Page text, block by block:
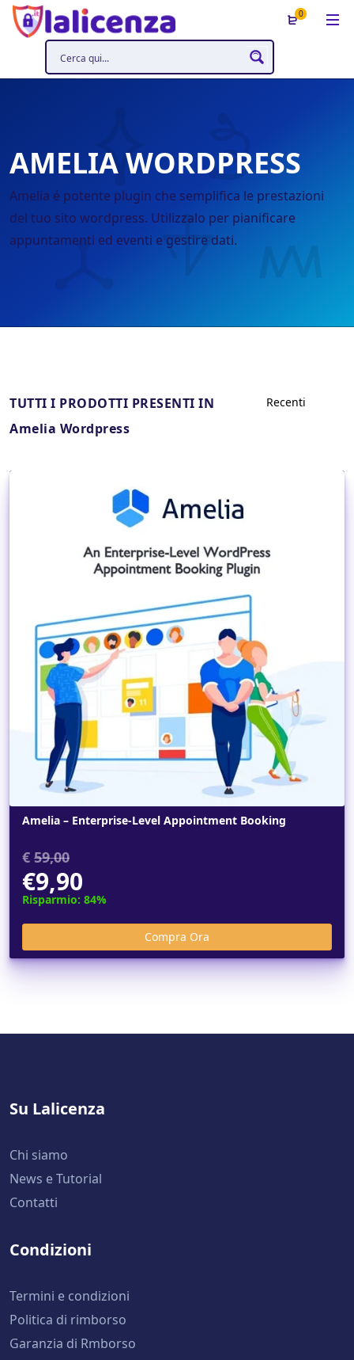
0
AMELIA WORDPRESS
Amelia é potente plugin che semplifica le prestazioni
del tuo sito wordpress. Utilizzalo per pianificare
appuntamenti ed eventi e gestire dati.
TUTTI I PRODOTTI PRESENTI IN
Amelia Wordpress
Dettagli
Amelia – Enterprise-Level Appointment Booking
€ 59,00
€9,90
Risparmio: 84%
Su Lalicenza
Chi siamo
News e Tutorial
Contatti
Condizioni
Termini e condizioni
Politica di rimborso
Garanzia di Rmborso